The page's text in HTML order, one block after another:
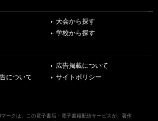
大会から探す
学校から探す
広告掲載について
について
サイトポリシー
ークは、この電子書店・電子書籍配信サービスが、著作